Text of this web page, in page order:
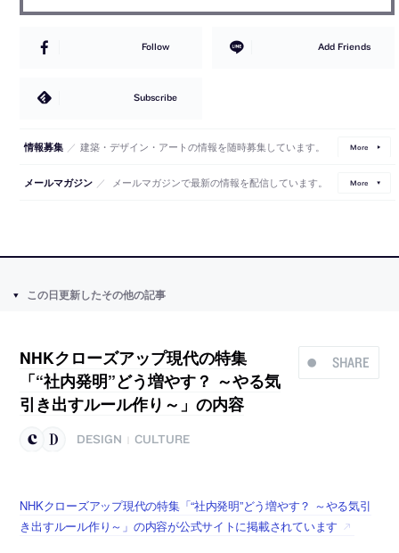
Follow Add Friends
Subscribe
情報募集 ／ 建築・デザイン・アートの情報を随時募集しています。 More
メールマガジン ／ メールマガジンで最新の情報を配信しています。 More
この日更新したその他の記事
SHARE
NHKクローズアップ現代の特集
「“社内発明”どう増やす？ ～やる気
引き出すルール作り～」の内容
DESIGN CULTURE
NHKクローズアップ現代の特集「“社内発明”どう増やす？ ～やる気引
き出すルール作り～」の内容が公式サイトに掲載されています